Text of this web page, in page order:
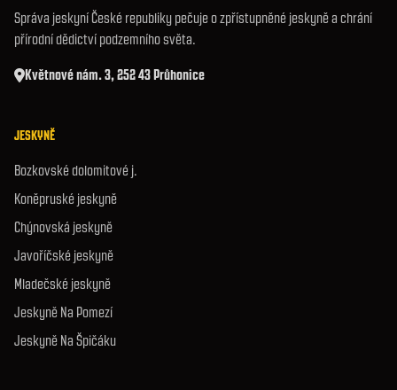
Správa jeskyní České republiky pečuje o zpřístupněné jeskyně a chrání
přírodní dědictví podzemního světa.
Květnové nám. 3, 252 43 Průhonice
JESKYNĚ
Bozkovské dolomitové j.
Koněpruské jeskyně
Chýnovská jeskyně
Javoříčské jeskyně
Mladečské jeskyně
Jeskyně Na Pomezí
Jeskyně Na Špičáku